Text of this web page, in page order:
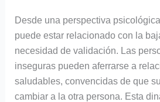
Desde una perspectiva
puede estar relacionado con la
necesidad de validación. Las
inseguras pueden aferrarse a
saludables, convencidas de que
cambiar a la otra persona. Esta